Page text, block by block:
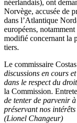
néerlandais), ont
Norvège, accusée de
dans l’Atlantique
européens,
modifié concernant la
tiers.
Le commissaire
discussions en cours
dans le respect du
la Commission.
de tenter de parvenir
préservant nos
(Lionel Changeur)